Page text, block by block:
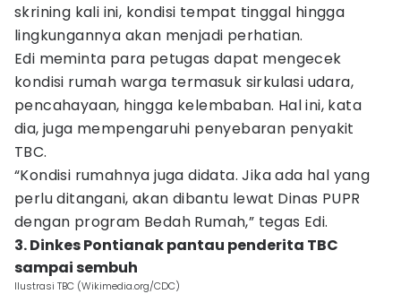
skrining kali ini, kondisi tempat tinggal hingga
lingkungannya akan menjadi perhatian.
Edi meminta para petugas dapat mengecek
kondisi rumah warga termasuk sirkulasi udara,
pencahayaan, hingga kelembaban. Hal ini, kata
dia, juga mempengaruhi penyebaran penyakit
TBC.
“Kondisi rumahnya juga didata. Jika ada hal yang
perlu ditangani, akan dibantu lewat Dinas PUPR
dengan program Bedah Rumah,” tegas Edi.
3. Dinkes Pontianak pantau penderita TBC
sampai sembuh
Ilustrasi TBC (Wikimedia.org/CDC)